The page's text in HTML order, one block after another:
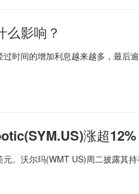
影响？
时间的增加利息越来越多，最后
。沃尔玛(WMT US)周二披露其